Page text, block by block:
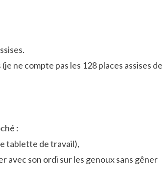
ne compte pas les 128 places assises de
:
tablette de travail),
avec son ordi sur les genoux sans gêner